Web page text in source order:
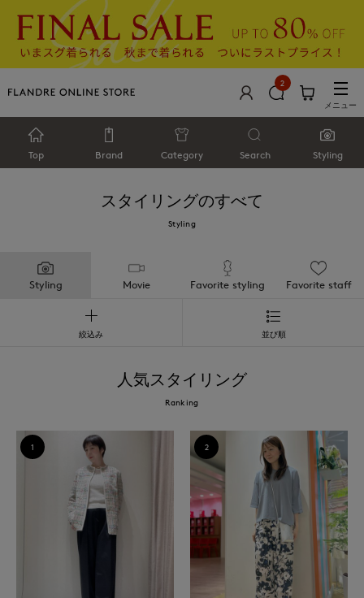
2
メニュー
Top Brand Category Search Styling
スタイリングのすべて
Styling
Styling Movie Favorite styling Favorite staff
絞込み 並び順
人気スタイリング
Ranking
1 2